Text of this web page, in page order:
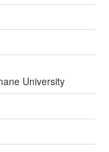
University